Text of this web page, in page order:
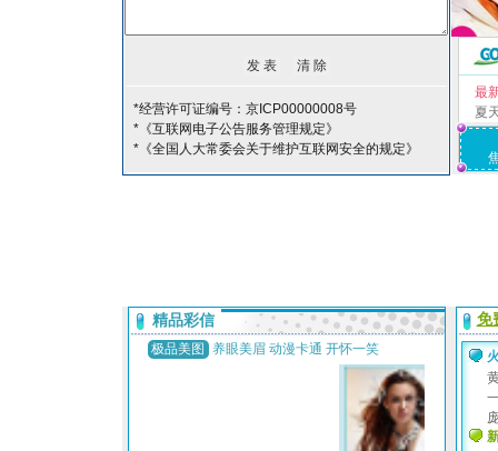
*经营许可证编号：京ICP00000008号
*《互联网电子公告服务管理规定》
*《全国人大常委会关于维护互联网安全的规定》
最
夏